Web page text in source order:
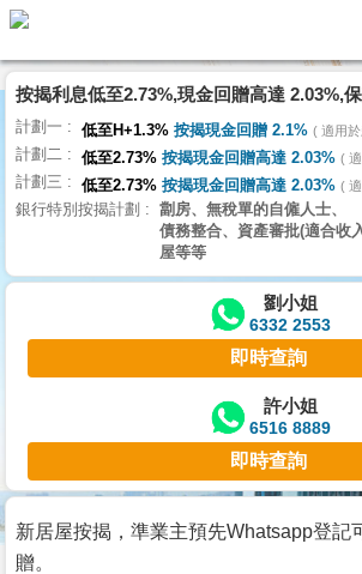
理
主
頁
搵
樓/
交
業
主
宅
谷
按
按揭利息低至2.73%,現金回贈高達 2.03%,
計劃一 低至H+1.3% 按揭現金回贈 2.1% 適用
計劃二 低至2.73% 按揭現金回贈高達 2.03%
計劃三 低至2.73% 按揭現金回贈高達 2.03%
銀行特別按揭計劃
劏房、無稅單的自僱人士、
債務整合、資產審批(適合收
屋等等
劉小姐
6332 2553
即時查詢
許小姐
6516 8889
即時查詢
新居屋按揭，準業主預先Whatsapp登記
贈。